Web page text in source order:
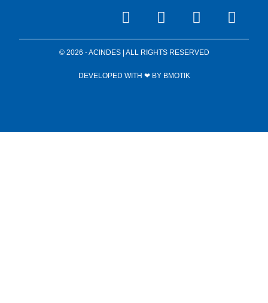
© 2026 - ACINDES | ALL RIGHTS RESERVED
DEVELOPED WITH ❤ BY BMOTIK